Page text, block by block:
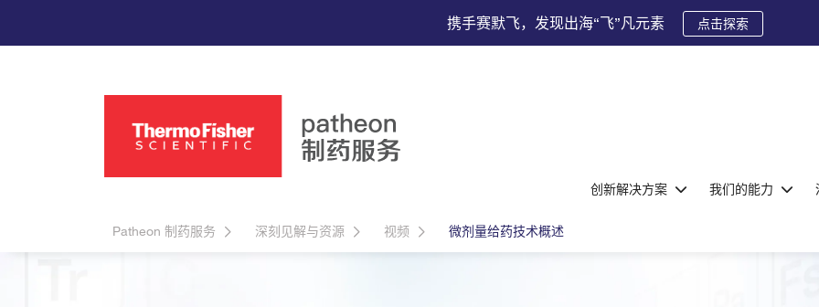
携手赛默飞，发现出海“飞”凡元素 点击探索
创新解决方案 我们的能力
Patheon 制药服务 深刻见解与资源 视频 微剂量给药技术概述